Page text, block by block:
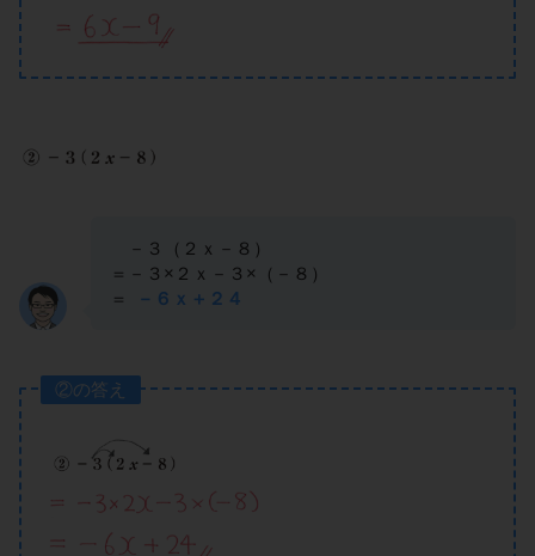
－３（２ｘ－８）
＝－３×２ｘ－３×（－８）
＝
－６ｘ＋２４
②の答え